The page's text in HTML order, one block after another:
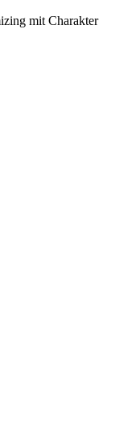
mit Charakter